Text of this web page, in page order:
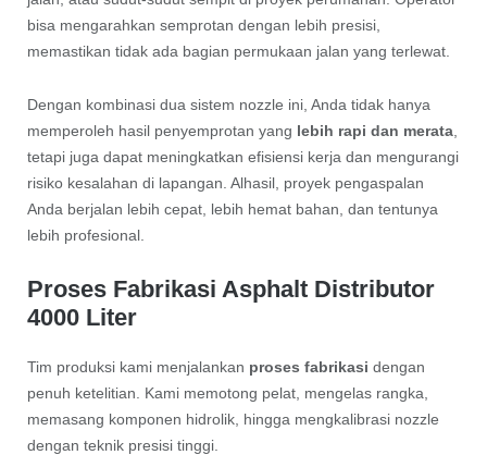
bisa mengarahkan semprotan dengan lebih presisi,
memastikan tidak ada bagian permukaan jalan yang terlewat.
Dengan kombinasi dua sistem nozzle ini, Anda tidak hanya
memperoleh hasil penyemprotan yang lebih rapi dan merata,
tetapi juga dapat meningkatkan efisiensi kerja dan mengurangi
risiko kesalahan di lapangan. Alhasil, proyek pengaspalan
Anda berjalan lebih cepat, lebih hemat bahan, dan tentunya
lebih profesional.
Proses Fabrikasi Asphalt Distributor
4000 Liter
Tim produksi kami menjalankan proses fabrikasi dengan
penuh ketelitian. Kami memotong pelat, mengelas rangka,
memasang komponen hidrolik, hingga mengkalibrasi nozzle
dengan teknik presisi tinggi.